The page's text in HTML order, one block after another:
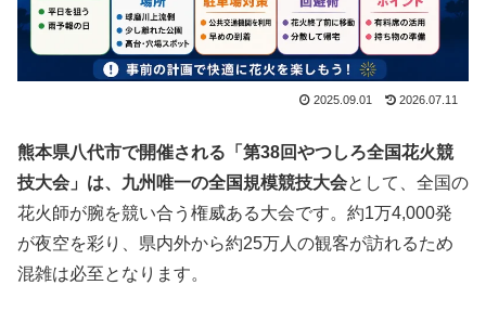
2025.09.01 2026.07.11
熊本県八代市で開催される「第38回やつしろ全国花火競
技大会」は、九州唯一の全国規模競技大会として、全国の
花火師が腕を競い合う権威ある大会です。約1万4,000発
が夜空を彩り、県内外から約25万人の観客が訪れるため
混雑は必至となります。